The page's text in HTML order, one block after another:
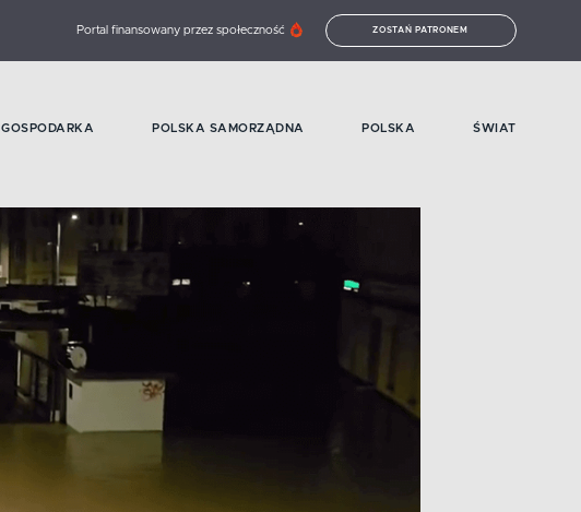
Portal finansowany przez społeczność ZOSTAŃ PATRONEM
GOSPODARKA POLSKA SAMORZĄDNA POLSKA ŚWIAT